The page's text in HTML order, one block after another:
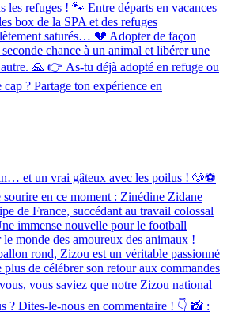
les refuges ! 🐾 Entre départs en vacances
box de la SPA et des refuges
saturés… 💔 Adopter de façon
chance à un animal et libérer une
🙏 👉 As-tu déjà adopté en refuge ou
cap ? Partage ton expérience en
et un vrai gâteux avec les poilus ! 🐶⚽️
sourire en ce moment : Zinédine Zidane
de France, succédant au travail colossal
immense nouvelle pour le football
monde des amoureux des animaux !
rond, Zizou est un véritable passionné
de célébrer son retour aux commandes
vous saviez que notre Zizou national
? Dites-le-nous en commentaire ! 👇 📸 :